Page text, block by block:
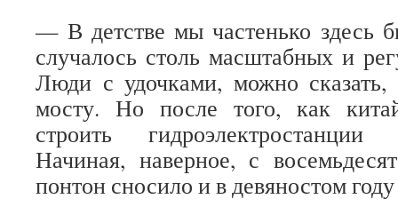
— В детстве мы частенько здесь
случалось столь масштабных и
Люди с удочками, можно
мосту. Но после того, как
строить
Начиная, наверное, с
понтон сносило и в девяностом